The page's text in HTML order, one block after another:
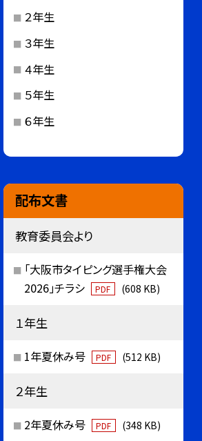
２年生
３年生
４年生
５年生
６年生
配布文書
教育委員会より
「大阪市タイピング選手権大会
2026」チラシ
PDF (608 KB)
１年生
1年夏休み号 PDF (512 KB)
２年生
2年夏休み号 PDF (348 KB)